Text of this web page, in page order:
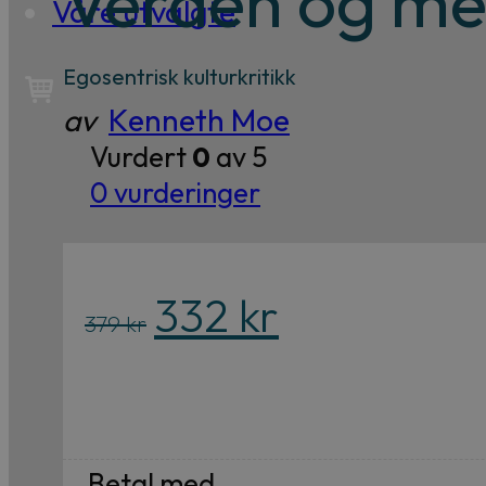
Våre utvalgte
Egosentrisk kulturkritikk
av Kenneth Moe
Vurdert0 av 5
0vurderinger
379kr
Opprinnelig
pris
332 kr